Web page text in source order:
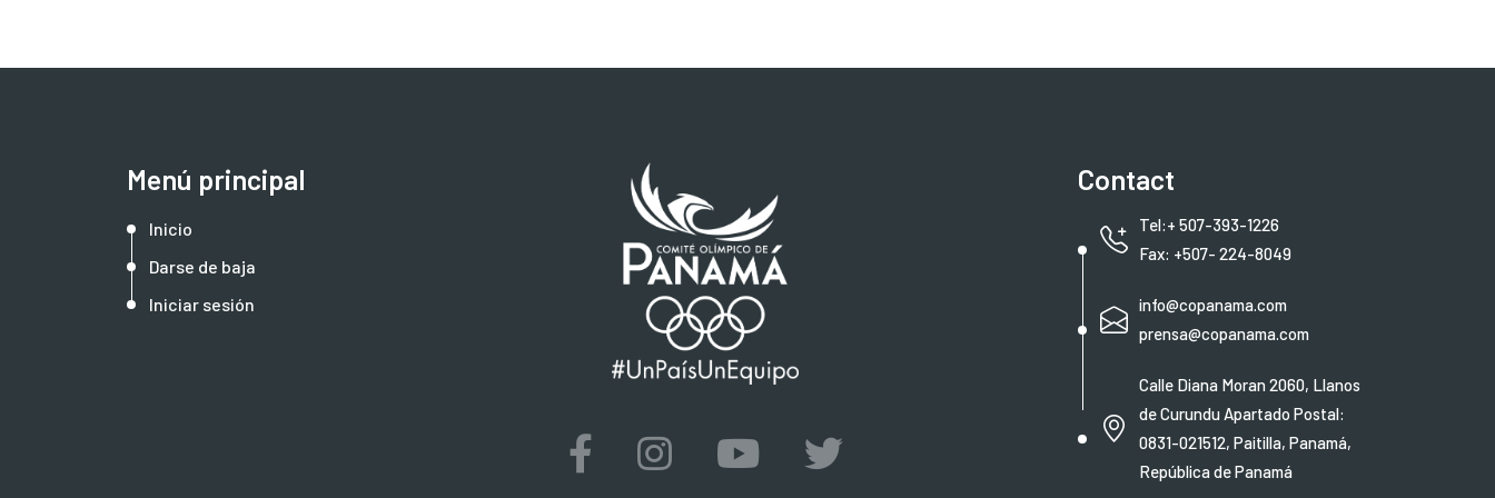
Menú principal
Inicio
Darse de baja
Iniciar sesión
Contact
Tel:+ 507-393-1226
Fax: +507- 224-8049
info@copanama.com
prensa@copanama.com
Calle Diana Moran 2060, Llanos
de Curundu Apartado Postal:
0831-021512, Paitilla, Panamá,
República de Panamá